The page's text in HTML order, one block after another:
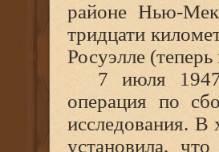
районе
тридцати
Росуэлле
7 июля 1947
операция по
исследования. В
установила,